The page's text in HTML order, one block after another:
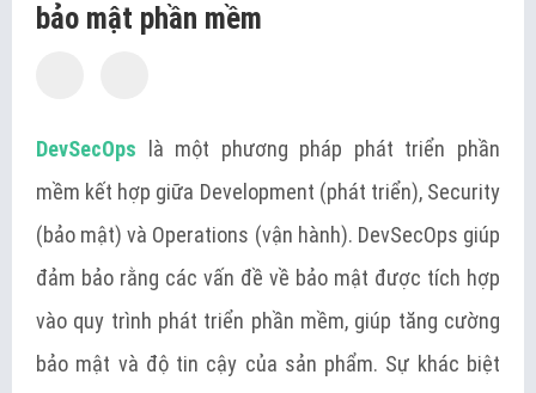
bảo mật phần mềm
DevSecOps là một phương pháp phát triển phần
mềm kết hợp giữa Development (phát triển), Security
(bảo mật) và Operations (vận hành). DevSecOps giúp
đảm bảo rằng các vấn đề về bảo mật được tích hợp
vào quy trình phát triển phần mềm, giúp tăng cường
bảo mật và độ tin cậy của sản phẩm. Sự khác biệt